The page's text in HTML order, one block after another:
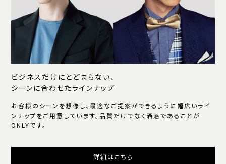
ビジネスだけにとどまらない、
シーンに合わせたラインナップ
お客様のシーンを想像し、最適なご提案ができるように幅広いライ
ンナップをご用意しています。品質だけでなく洒落であることが
ONLYです。
詳細はこちら